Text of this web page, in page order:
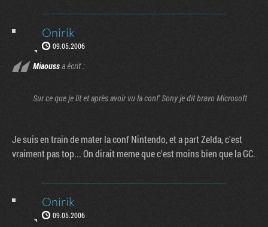
Onirik
09.05.2006
Miaoussa écrit :
Sur ce que je lit et après avoir vu la conf' Sony je dit bravo Microsoft
Je suis en train de mater la conf Nintendo, et a part Zelda, c'est
vraiment pas top... On dirait meme que c'est moins bien que la GC.
Onirik
09.05.2006